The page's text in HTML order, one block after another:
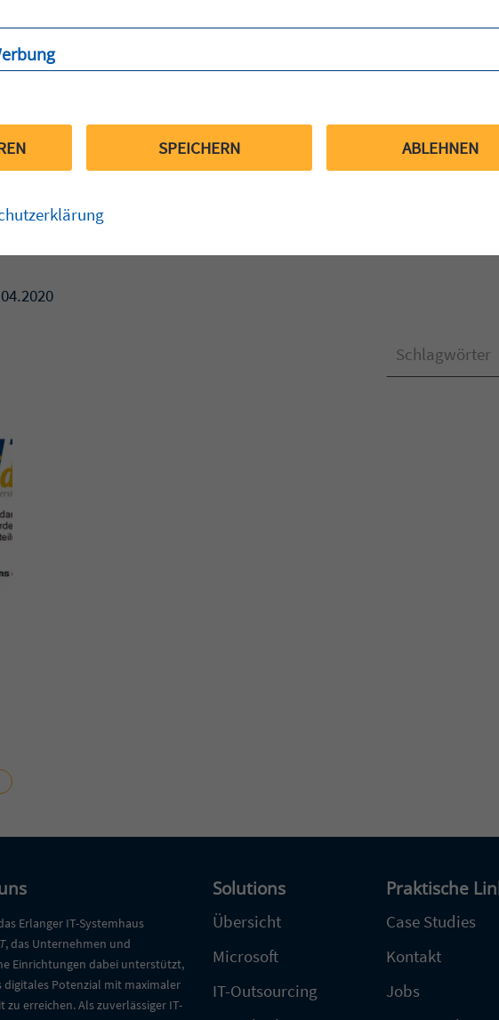
Schlagwörter
Erlanger IT-Systemhaus
, das Unternehmen und
Einrichtungen dabei unterstützt,
digitales Potenzial mit maximaler
zu erreichen. Als zuverlässiger IT-
Solutions
Übersicht
Microsoft
IT-Outsourcing
Praktische
Case Studies
Kontakt
Jobs
SPEICHERN ABLEHNEN